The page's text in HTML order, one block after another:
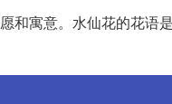
和寓意。水仙花的花语